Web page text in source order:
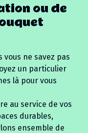
ou de
vous ne savez pas
un particulier
là pour vous
au service de vos
durables,
ensemble de